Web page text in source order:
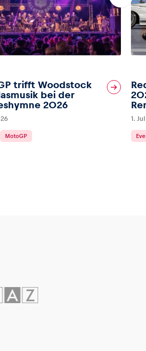
trifft Woodstock
bei der
2026
MotoGP
1.